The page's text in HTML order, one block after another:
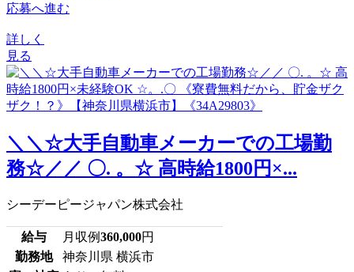
応募へ進む
詳しく
見る
＼＼☆大手自動車メーカーでの工場勤
務☆／／ 〇. 。☆ 高時給1800円×...
シーデーピージャパン株式会社
給与 月収例360,000円
勤務地
神奈川県 横浜市